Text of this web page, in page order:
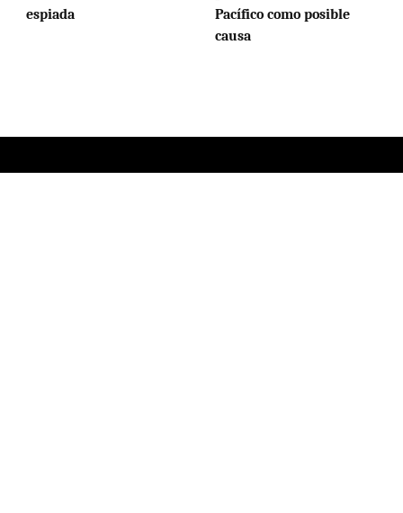
espiada
Pacífico como posible
causa